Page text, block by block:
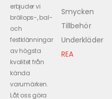
erbjuder vi
bröllops-, bal-
och
festklänningar
av högsta
kvalitet från
kända
varumärken.
Låt oss göra
Smycken
Tillbehör
Underkläder
REA